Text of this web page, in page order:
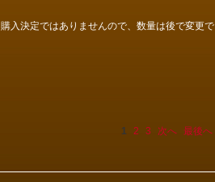
入決定ではありませんので、数量は後で変更で
1 2 3 次へ 最後へ